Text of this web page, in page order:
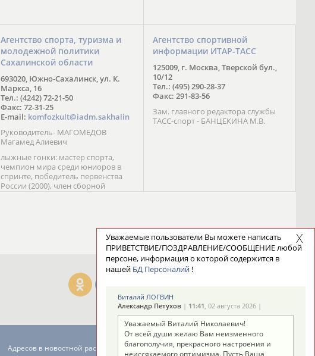
Агентство спорта, туризма и
молодежной политики
Сахалинской области
693020, Южно-Сахалинск, ул. К.
Маркса, 16
Тел.: (4242) 72-21-50
Факс: 72-31-25
E-mail: komfozkult@iadm.sakhalin
Руководитель- МАГОМЕДОВ
Магамед Алиевич
лыжные гонки: мастер спорта,
чемпион мира среди юниоров в
спринте, победитель первенства
России (2000), член сборной
команды России С. Новиков;
Кубка России (1999) В. Разницын;
первенств России (1999, 2000), член
юниорской сборной команды
Агентство спортивной
информации ИТАР-ТАСС
125009, г. Москва, Тверской бул.,
10/12
Тел.: (495) 290-28-37
Факс: 291-83-56
Зам. главного редактора службы
ТАСС-спорт - БАНЦЕКИНА М.В.
Адресов в новостной рассылке: 996
Уважаемые пользователи Вы можете написать
ПРИВЕТСТВИЕ/ПОЗДРАВЛЕНИЕ/СООБЩЕНИЕ любой
персоне, информация о которой содержится в
нашей БД Персоналий !
Виталий ЛОГВИН
Александр Петухов | 11:41, 02 августа 2026 |
Уважаемый Виталий Николаевич!
От всей души желаю Вам неизменного
благополучия, прекрасного настроения и
неиссякаемого оптимизма. Пусть Ваша